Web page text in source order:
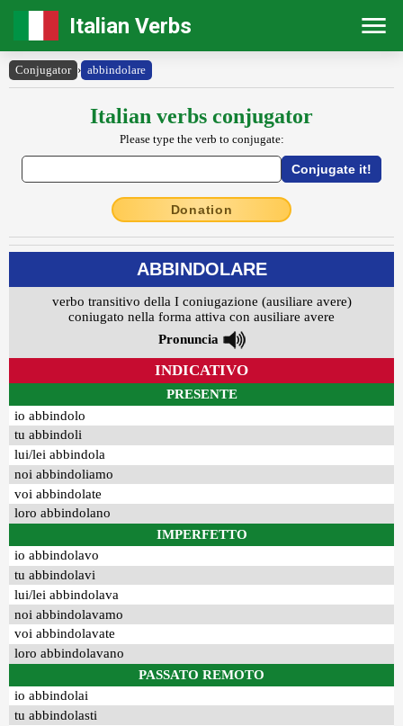
Italian Verbs
Conjugator › abbindolare
Italian verbs conjugator
Please type the verb to conjugate:
Donation
ABBINDOLARE
verbo transitivo della I coniugazione (ausiliare avere)
coniugato nella forma attiva con ausiliare avere
Pronuncia
INDICATIVO
PRESENTE
io abbindolo
tu abbindoli
lui/lei abbindola
noi abbindoliamo
voi abbindolate
loro abbindolano
IMPERFETTO
io abbindolavo
tu abbindolavi
lui/lei abbindolava
noi abbindolavamo
voi abbindolavate
loro abbindolavano
PASSATO REMOTO
io abbindolai
tu abbindolasti